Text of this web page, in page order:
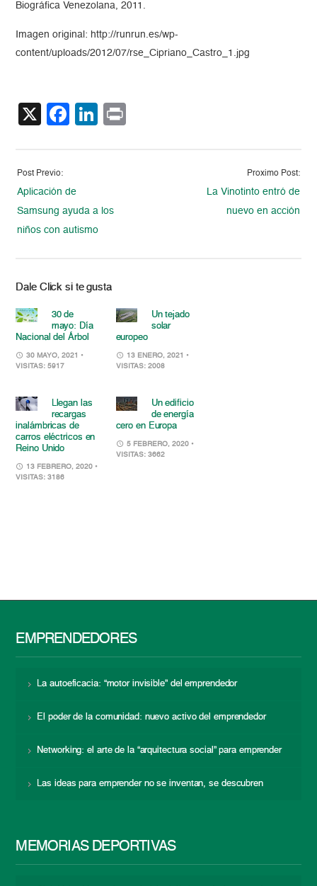
Biográfica Venezolana, 2011.
Imagen original: http://runrun.es/wp-
content/uploads/2012/07/rse_Cipriano_Castro_1.jpg
X Facebook
LinkedIn
Post Previo:
Aplicación de
Samsung ayuda a los
niños con autismo
Proximo Post:
La Vinotinto entró de
nuevo en acción
Dale Click si te gusta
30 de
mayo: Día
Nacional del Árbol
30 MAYO, 2021 •
VISITAS: 5917
Un tejado
solar
europeo
13 ENERO, 2021
•
VISITAS: 2008
Llegan las
recargas
inalámbricas de
carros eléctricos en
Reino Unido
13 FEBRERO, 2020 •
VISITAS: 3186
Un edificio
de energía
cero en Europa
5 FEBRERO, 2020 •
VISITAS: 3662
EMPRENDEDORES
La autoeficacia: “motor invisible” del emprendedor
El poder de la comunidad: nuevo activo del emprendedor
Networking: el arte de la “arquitectura social” para emprender
Las ideas para emprender no se inventan, se descubren
MEMORIAS DEPORTIVAS